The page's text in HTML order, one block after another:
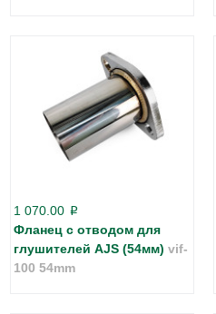
1 070.00 p
Фланец с отводом для
глушителей AJS (54мм) vif-
100 54mm